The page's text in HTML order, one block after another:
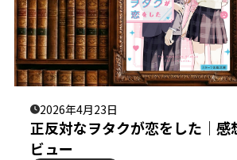
2026年4月23日
正反対なヲタクが恋をした｜感
ビュー